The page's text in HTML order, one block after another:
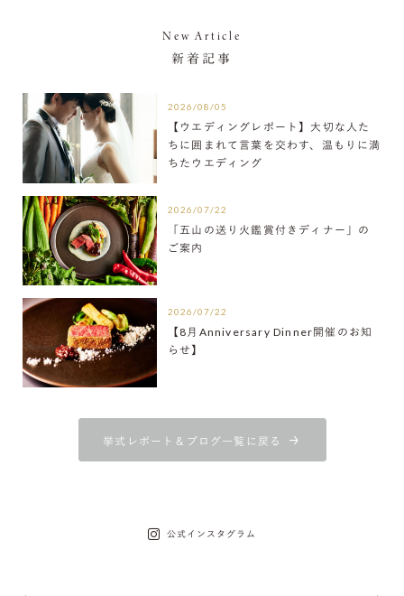
New Article
新着記事
2026/08/05
【ウエディングレポート】大切な人た
ちに囲まれて言葉を交わす、温もりに満
ちたウエディング
2026/07/22
「五山の送り火鑑賞付きディナー」の
ご案内
2026/07/22
【8月Anniversary Dinner開催のお知
らせ】
挙式レポート＆ブログ一覧に戻る
公式インスタグラム